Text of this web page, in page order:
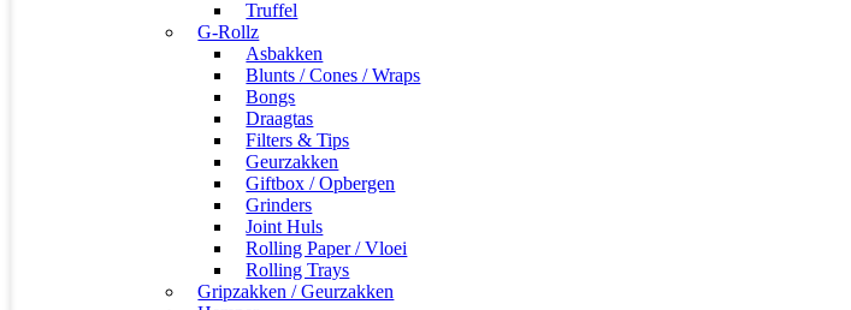
Truffel
G-Rollz
Asbakken
Blunts / Cones / Wraps
Bongs
Draagtas
Filters & Tips
Geurzakken
Giftbox / Opbergen
Grinders
Joint Huls
Rolling Paper / Vloei
Rolling Trays
Gripzakken / Geurzakken